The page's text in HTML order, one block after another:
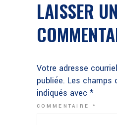
LAISSER UN
Votre adresse
publiée. Les champs
indiqués avec *
COMMENTAIRE *